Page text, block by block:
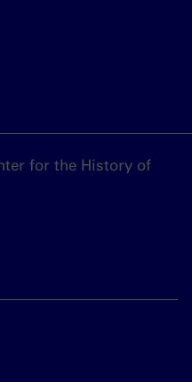
for the History of